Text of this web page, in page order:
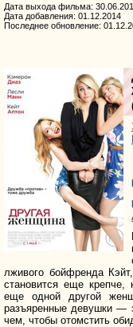
Дата выхода фильма:
Дата добавления: 01.12.2014
Последнее обновление:
лживого бойфренда
становится еще крепче,
еще одной другой
разъяренные девушки —
чем, чтобы отомстить